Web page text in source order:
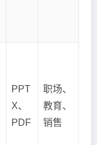
PPT
X、
PDF
职场、
教育、
销售